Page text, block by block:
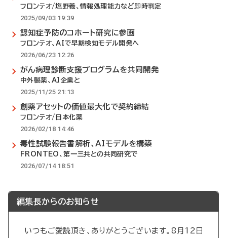
フロンテオ/塩野義、情報処理能力など即時判定
2025/09/03 19:39
認知症予防のコホート研究に参画
フロンテオ、AIで早期検知モデル開発へ
2026/06/23 12:26
がん病理診断支援プログラムを共同開発
中外製薬、AI企業と
2025/11/25 21:13
創薬アセットの価値最大化で契約締結
フロンテオ/日本化薬
2026/02/18 14:46
毒性試験報告書解析、AIモデルを構築
FRONTEO、第一三共との共同研究で
2026/07/14 18:51
編集長からのお知らせ
いつもご愛読頂き、ありがとうございます。8月12日